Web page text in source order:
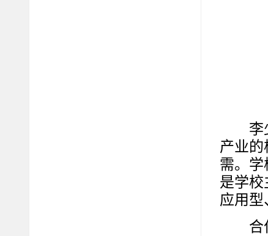
李
产业的
需。学
是学校
应用型
合